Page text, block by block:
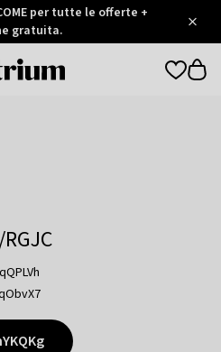
per tutte le offerte +
gratuita.
Otrium
qQPLVh